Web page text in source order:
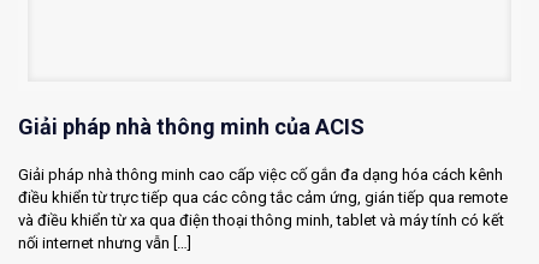
Giải pháp nhà thông minh của ACIS
Giải pháp nhà thông minh cao cấp việc cố gắn đa dạng hóa cách kênh
điều khiển từ trực tiếp qua các công tắc cảm ứng, gián tiếp qua remote
và điều khiển từ xa qua điện thoại thông minh, tablet và máy tính có kết
nối internet nhưng vẫn